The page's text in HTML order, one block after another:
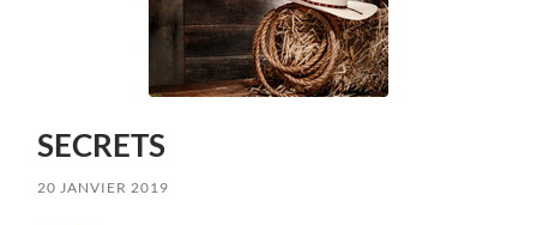
SECRETS
20 JANVIER 2019